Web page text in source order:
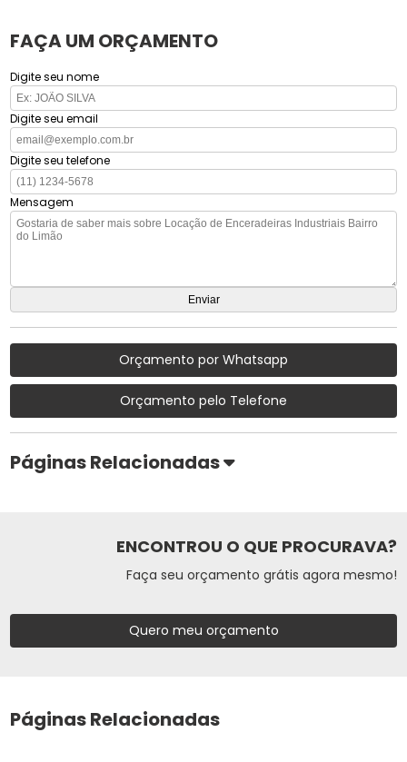
FAÇA UM ORÇAMENTO
Digite seu nome
Digite seu email
Digite seu telefone
Mensagem
Orçamento por Whatsapp
Orçamento pelo Telefone
Páginas Relacionadas
ENCONTROU O QUE PROCURAVA?
Faça seu orçamento grátis agora mesmo!
Quero meu orçamento
Páginas Relacionadas